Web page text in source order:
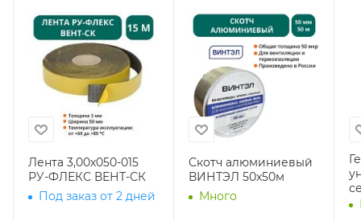
Лента 3,00х050-015
РУ-ФЛЕКС ВЕНТ-СК
Под заказ от 2 дней
Скотч алюминиевый
ВИНТЭЛ 50х50м
Много